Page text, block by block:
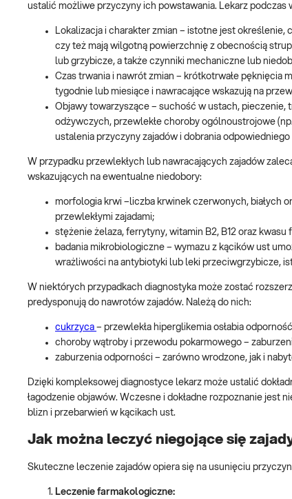
ustalić możliwe przyczyny ich powstawania. Lekarz
Lokalizacja i charakter zmian – istotne jest określenie,
czy też mają wilgotną powierzchnię z obecnością
lub grzybicze, a także czynniki mechaniczne lub
Czas trwania i nawrót zmian – krótkotrwałe pęknięcia
tygodnie lub miesiące i nawracające wskazują na
Objawy towarzyszące – suchość w ustach, pieczenie,
odżywczych, przewlekłe choroby ogólnoustrojowe
ustalenia przyczyny zajadów i dobrania odpowiedniego
W przypadku przewlekłych lub nawracających zajadów
wskazujących na ewentualne niedobory:
morfologia krwi –liczba krwinek czerwonych, białych
przewlekłymi zajadami;
stężenie żelaza, ferrytyny, witamin B2, B12 oraz kwasu
badania mikrobiologiczne – wymazu z kącików ust
wrażliwości na antybiotyki lub leki przeciwgrzybicze,
W niektórych przypadkach diagnostyka może zostać
predysponują do nawrotów zajadów. Należą do nich:
cukrzyca – przewlekła hiperglikemia osłabia
choroby wątroby i przewodu pokarmowego –
zaburzenia odporności – zarówno wrodzone, jak i
Dzięki kompleksowej diagnostyce lekarz może ustalić
łagodzenie objawów. Wczesne i dokładne rozpoznanie jest
blizn i przebarwień w kącikach ust.
Jak można leczyć niegojące się
Skuteczne leczenie zajadów opiera się na usunięciu
Leczenie farmakologiczne: